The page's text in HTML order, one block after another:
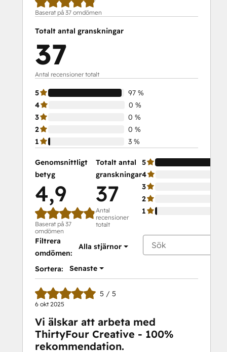
Baserat på 37 omdömen
Totalt antal granskningar
37
Antal recensioner totalt
5
97 %
4
0 %
3
0 %
2
0 %
1
3 %
Genomsnittligt
betyg
4,9
Baserat på 37
omdömen
Totalt antal
granskningar
37
Antal
recensioner
totalt
5
4
3
2
1
Filtrera
omdömen:
Alla stjärnor
Sortera: Senaste
5 / 5
6 okt 2025
Vi älskar att arbeta med
ThirtyFour Creative - 100%
rekommendation.